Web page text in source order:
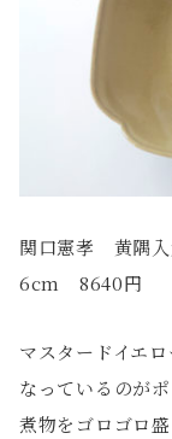
関口憲孝 黄隅
6cm 8640円
マスタードイエ
なっているのが
煮物をゴロゴロ